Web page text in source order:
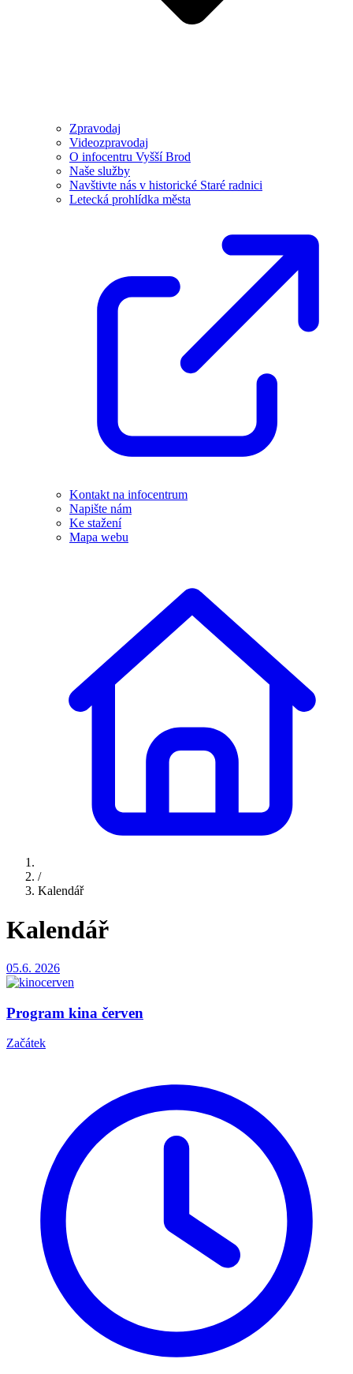
Zpravodaj
Videozpravodaj
O infocentru Vyšší Brod
Naše služby
Navštivte nás v historické Staré radnici
Letecká prohlídka města
Kontakt na infocentrum
Napište nám
Ke stažení
Mapa webu
/
Kalendář
Kalendář
05.6. 2026
Program kina červen
Začátek